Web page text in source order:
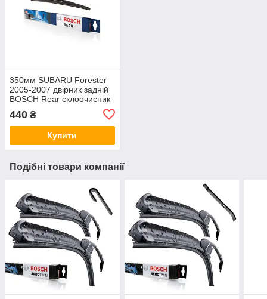
350мм SUBARU Forester
2005-2007 двірник задній
BOSCH Rear склоочисник
440 ₴
Купити
Подібні товари компанії